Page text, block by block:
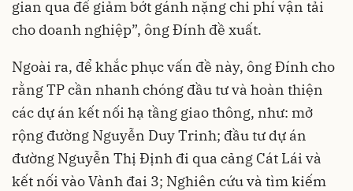
gian qua để giảm bớt gánh nặng chi phí vận tải
cho doanh nghiệp”, ông Đính đề xuất.
Ngoài ra, để khắc phục vấn đề này, ông Đính cho
rằng TP cần nhanh chóng đầu tư và hoàn thiện
các dự án kết nối hạ tầng giao thông, như: mở
rộng đường Nguyễn Duy Trinh; đầu tư dự án
đường Nguyễn Thị Định đi qua cảng Cát Lái và
kết nối vào Vành đai 3; Nghiên cứu và tìm kiếm